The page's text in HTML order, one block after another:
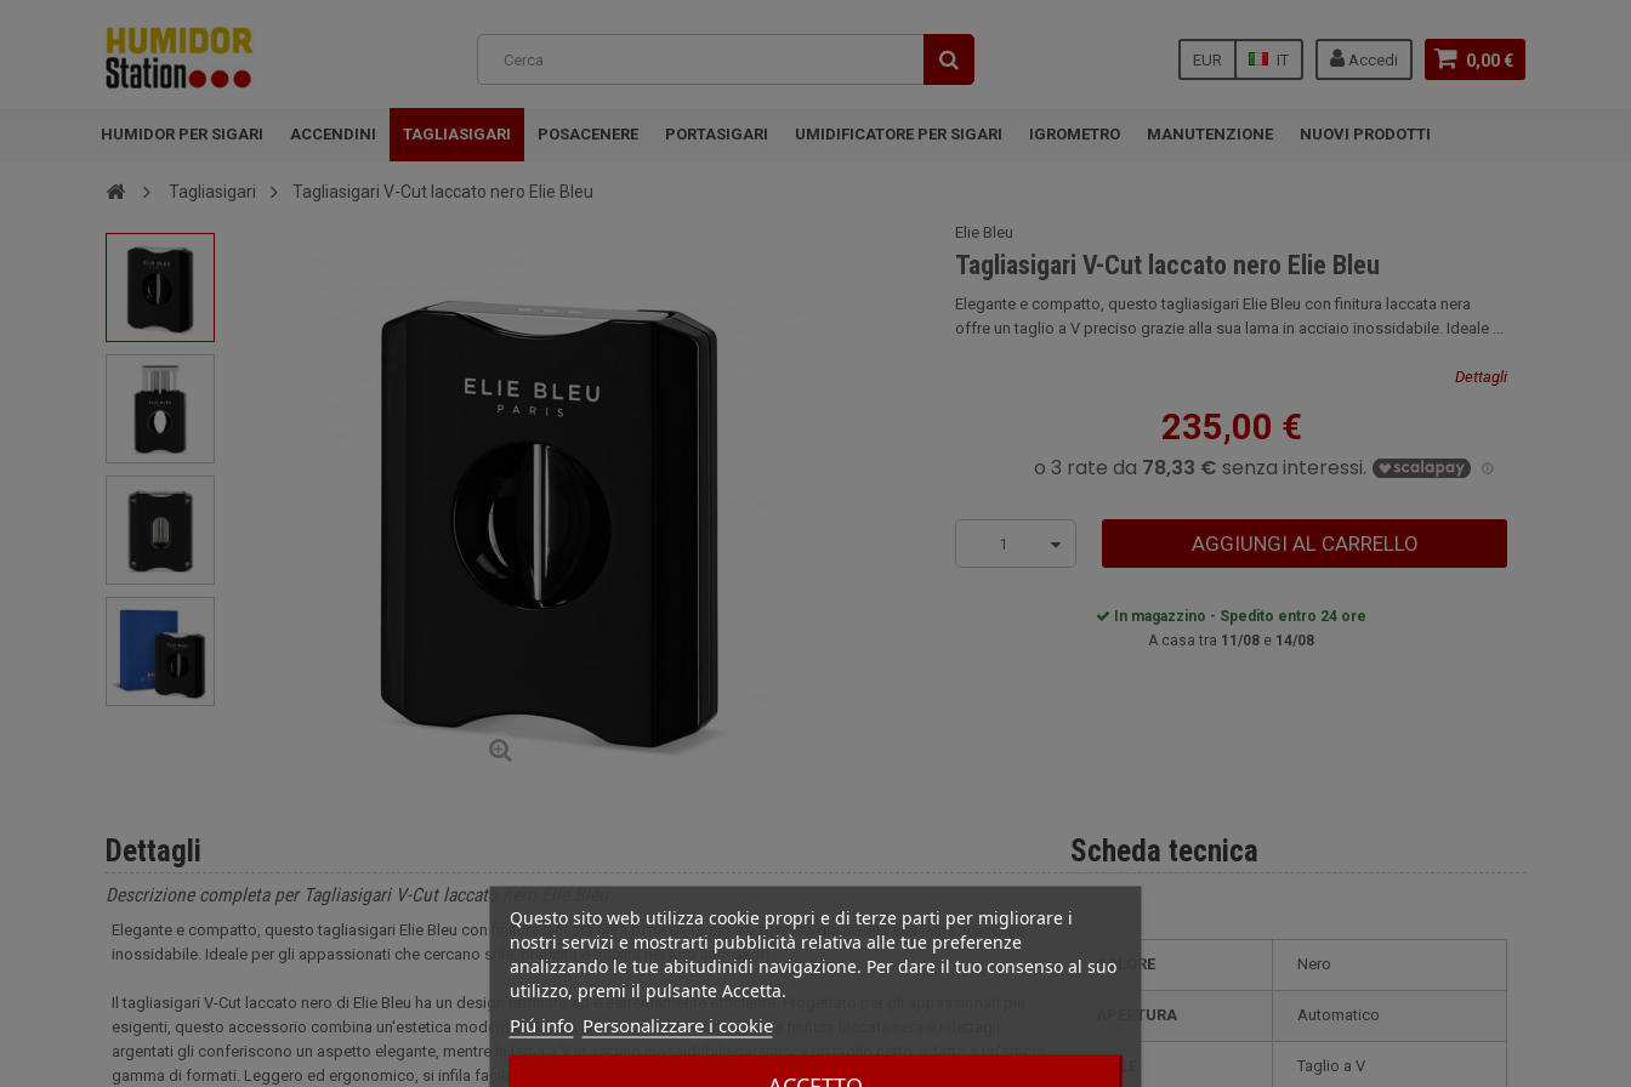
0,00 €
Accedi
IT
EUR
HUMIDOR PER SIGARI ACCENDINI TAGLIASIGARI POSACENERE PORTASIGARI UMIDIFICATORE PER SIGARI IGROMETRO MANUTENZIONE NUOVI PRODOTTI
Questo sito web utilizza cookie propri e di terze parti per migliorare i
nostri servizi e mostrarti pubblicità relativa alle tue preferenze
analizzando le tue abitudinidi navigazione. Per dare il tuo consenso al suo
utilizzo, premi il pulsante Accetta.
Piú info Personalizzare i cookie
Tagliasigari Tagliasigari V-Cut laccato nero Elie Bleu
Elie Bleu
Tagliasigari V-Cut laccato nero Elie Bleu
Elegante e compatto, questo tagliasigari Elie Bleu con finitura laccata nera
offre un taglio a V preciso grazie alla sua lama in acciaio inossidabile. Ideale ...
Dettagli
235,00 €
1 AGGIUNGI AL CARRELLO
In magazzino - Spedito entro 24 ore
A casa tra 11/08 e 14/08
Scheda tecnica
COLORE Nero
APERTURA Automatico
Taglio a V
Dettagli
Descrizione completa per Tagliasigari V-Cut laccato nero Elie Bleu
Elegante e compatto, questo tagliasigari Elie Bleu con finitura laccata nera offre un taglio a V preciso grazie alla sua lama in acciaio
inossidabile. Ideale per gli appassionati che cercano stile, praticità e qualità nei loro accessori.
Il tagliasigari V-Cut laccato nero di Elie Bleu ha un design raffinato ed è estremamente efficiente. Progettato per gli appassionati più
esigenti, questo accessorio combina un'estetica moderna con una lavorazione di alta qualità. La finitura laccata nera e i dettagli
argentati gli conferiscono un aspetto elegante, mentre la lama a V in acciaio inossidabile garantisce un taglio netto, adatto a un'ampia
gamma di formati. Leggero ed ergonomico, si infila facilmente in tasca o nella borsa e offre una presa comoda per l'uso quotidiano.